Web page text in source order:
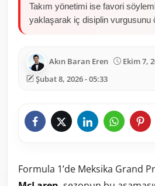
Takım yönetimi ise favori
yaklaşarak iç disiplin vurgusunu
Akın Baran Eren
Ekim 7,
Şubat 8, 2026 - 05:33
Formula 1’de Meksika Grand